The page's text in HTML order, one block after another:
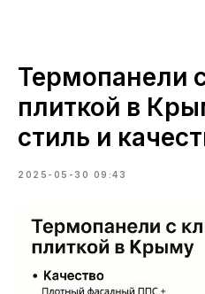
Термопанели
плиткой в
стиль и
2025-05-30 09:43